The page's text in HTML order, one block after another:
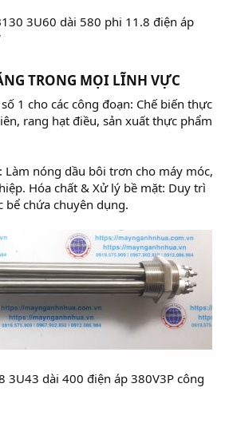
3U60 dài 580 phi 11.8 điện áp
TRONG MỌI LĨNH VỰC​
1 cho các công đoạn: Chế biến thực
rang hạt điều, sản xuất thực phẩm
Làm nóng dầu bôi trơn cho máy móc,
Hóa chất & Xử lý bề mặt: Duy trì
bể chứa chuyên dụng.
3U43 dài 400 điện áp 380V3P công